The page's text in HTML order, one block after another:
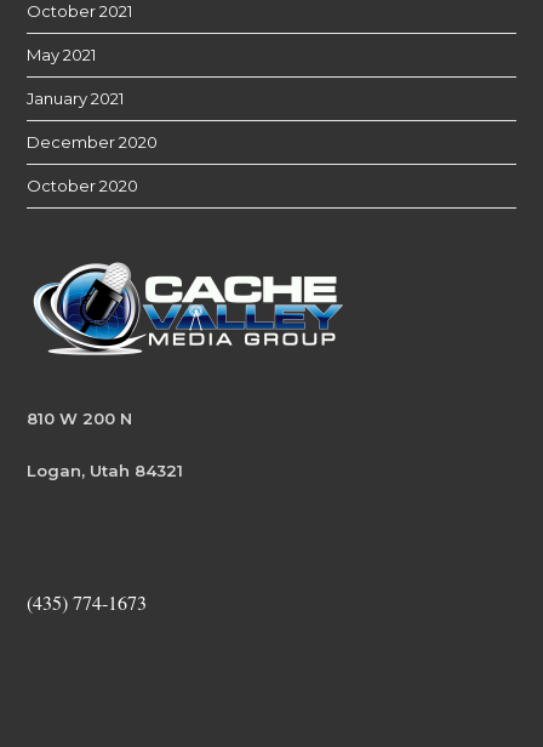
October 2021
May 2021
January 2021
December 2020
October 2020
810 W 200 N
Logan, Utah 84321
(435) 774-1673